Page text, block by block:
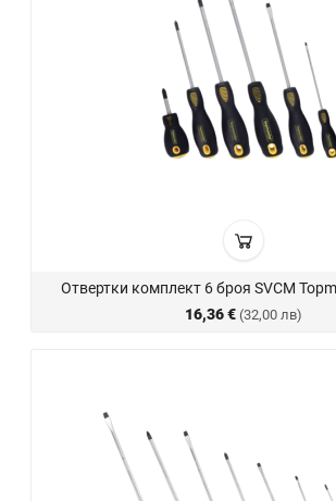
Отвертки комплект 6 броя SVCM
16,36 € (32,00 лв)